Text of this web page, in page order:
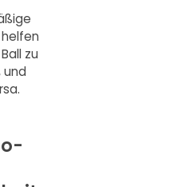
zu
und